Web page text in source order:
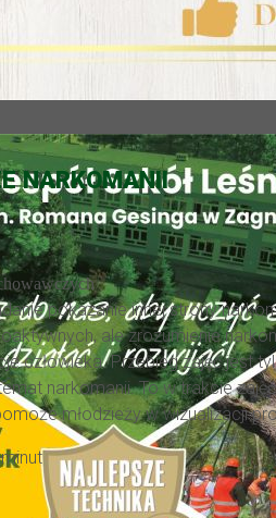
NARKOMANII
Wychowawczych Internat
pokazanie innej strony
ale zrozumienie
człowieka. Przebieg zajęć jest
narkomanii. To w trakcie
młodzieży w wizualizacji